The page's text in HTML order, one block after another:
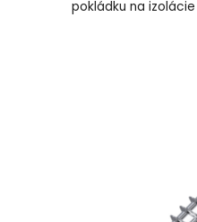
pokládku na